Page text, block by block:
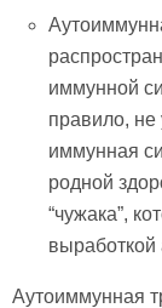
иммунной
правило, не
иммунная
родной
“чужака”,
выработкой
Аутоиммунная